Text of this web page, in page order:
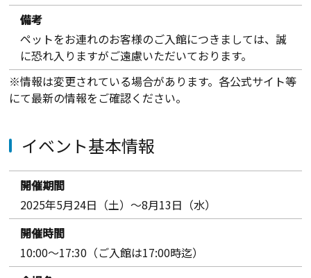
備考
ペットをお連れのお客様のご入館につきましては、誠
に恐れ入りますがご遠慮いただいております。
※情報は変更されている場合があります。各公式サイト等
にて最新の情報をご確認ください。
イベント基本情報
開催期間
2025年5月24日（土）～8月13日（水）
開催時間
10:00～17:30（ご入館は17:00時迄）